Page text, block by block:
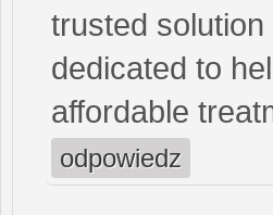
trusted
dedicated to
affordable
odpowiedz